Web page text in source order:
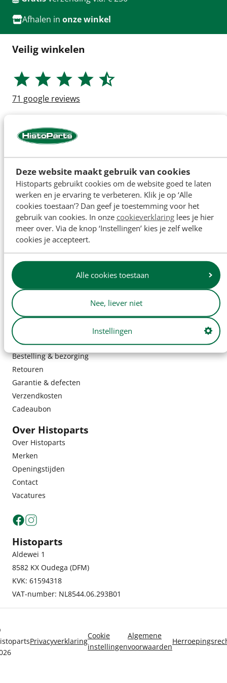
Deze website maakt gebruik van cookies
Histoparts gebruikt cookies om de website goed te laten
werken en je ervaring te verbeteren. Klik je op ‘Alle
cookies toestaan’? Dan geef je toestemming voor het
gebruik van cookies. In onze cookieverklaringlees je hier
meer over. Via de knop ‘Instellingen’ kies je zelf welke
cookies je accepteert.
Alle cookies toestaan
Nee, liever niet
Instellingen
Afhalen in onze winkel
Veilig winkelen
71 google reviews
Klantenservice
Bestelling & bezorging
Retouren
Garantie & defecten
Verzendkosten
Cadeaubon
Over Histoparts
Over Histoparts
Merken
Openingstijden
Contact
Vacatures
Histoparts
Aldewei 1
8582 KX Oudega (DFM)
KVK: 61594318
VAT-number: NL8544.06.293B01
Privacyverklaring
Cookie
instellingen
Algemene
voorwaarden